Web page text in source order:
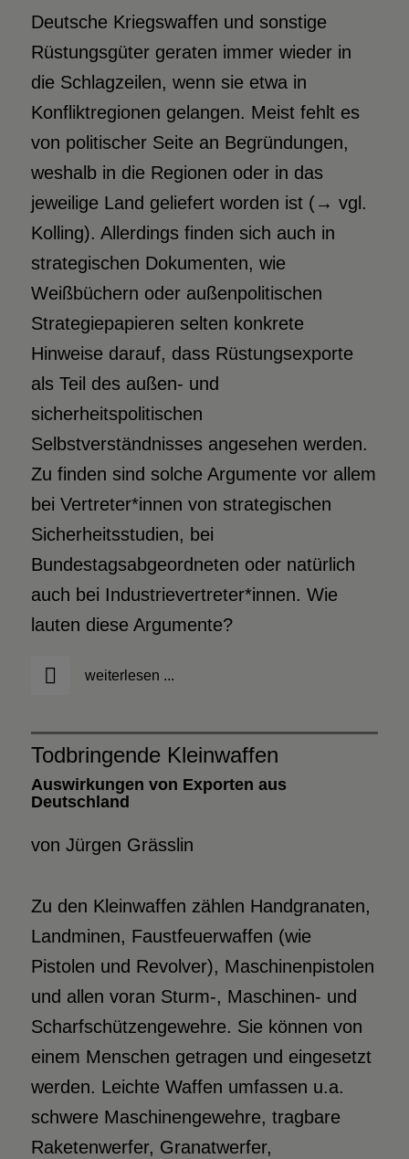
Deutsche Kriegswaffen und sonstige
Rüstungsgüter geraten immer wieder in
die Schlagzeilen, wenn sie etwa in
Konfliktregionen gelangen. Meist fehlt es
von politischer Seite an Begründungen,
weshalb in die Regionen oder in das
jeweilige Land geliefert worden ist (→ vgl.
Kolling). Allerdings finden sich auch in
strategischen Dokumenten, wie
Weißbüchern oder außenpolitischen
Strategiepapieren selten konkrete
Hinweise darauf, dass Rüstungsexporte
als Teil des außen- und
sicherheitspolitischen
Selbstverständnisses angesehen werden.
Zu finden sind solche Argumente vor allem
bei Vertreter*innen von strategischen
Sicherheitsstudien, bei
Bundestagsabgeordneten oder natürlich
auch bei Industrievertreter*innen. Wie
lauten diese Argumente?
weiterlesen ...
Todbringende Kleinwaffen
Auswirkungen von Exporten aus
Deutschland
von Jürgen Grässlin
Zu den Kleinwaffen zählen Handgranaten,
Landminen, Faustfeuerwaffen (wie
Pistolen und Revolver), Maschinenpistolen
und allen voran Sturm-, Maschinen- und
Scharfschützengewehre. Sie können von
einem Menschen getragen und eingesetzt
werden. Leichte Waffen umfassen u.a.
schwere Maschinengewehre, tragbare
Raketenwerfer, Granatwerfer,